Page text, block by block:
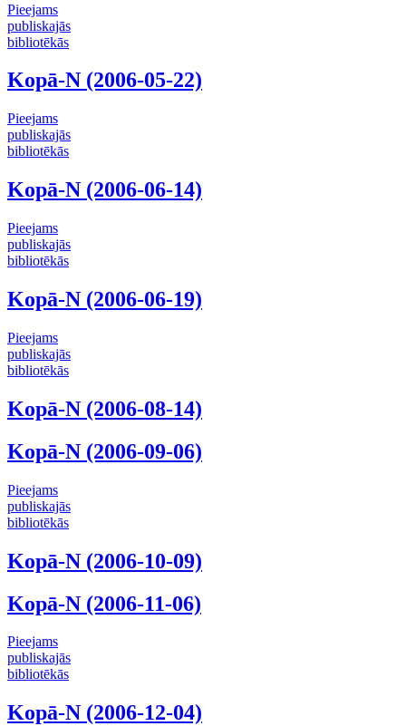
Pieejams
publiskajās
bibliotēkās
Kopā-N (2006-05-22)
Pieejams
publiskajās
bibliotēkās
Kopā-N (2006-06-14)
Pieejams
publiskajās
bibliotēkās
Kopā-N (2006-06-19)
Pieejams
publiskajās
bibliotēkās
Kopā-N (2006-08-14)
Kopā-N (2006-09-06)
Pieejams
publiskajās
bibliotēkās
Kopā-N (2006-10-09)
Kopā-N (2006-11-06)
Pieejams
publiskajās
bibliotēkās
Kopā-N (2006-12-04)